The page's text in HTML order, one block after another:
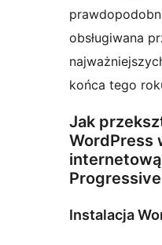
obsługiwana
końca tego
Jak
WordPress
Instalacja